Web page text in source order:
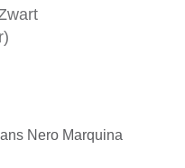
Nero Marquina